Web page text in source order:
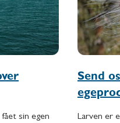
sin egen
Send
Larven er